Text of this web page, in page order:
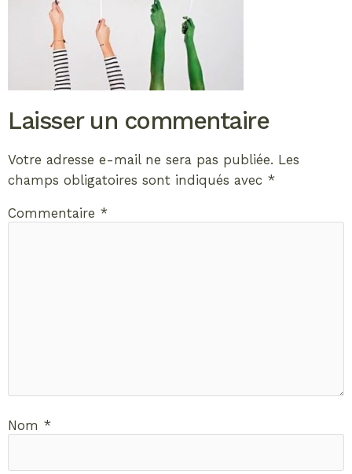
Laisser un commentaire
Votre adresse e-mail ne sera pas publiée. Les
champs obligatoires sont indiqués avec *
Commentaire *
Nom *